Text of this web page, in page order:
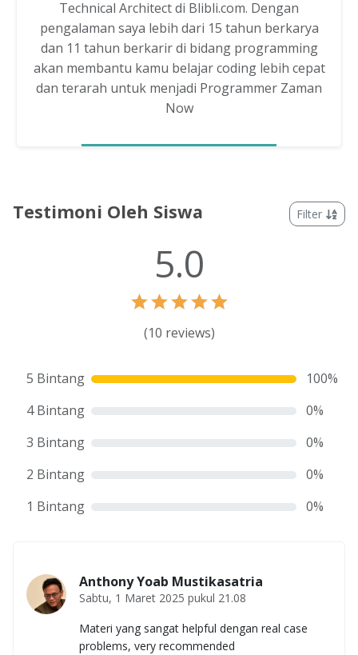
Technical Architect di Blibli.com. Dengan
pengalaman saya lebih dari 15 tahun berkarya
dan 11 tahun berkarir di bidang programming
akan membantu kamu belajar coding lebih cepat
dan terarah untuk menjadi Programmer Zaman
Now
Testimoni Oleh Siswa Filter
5.0
(10 reviews)
5 Bintang 100%
4 Bintang
0%
3 Bintang
0%
2 Bintang
0%
1 Bintang
0%
Anthony Yoab Mustikasatria
Sabtu, 1 Maret 2025 pukul 21.08
Materi yang sangat helpful dengan real case
problems, very recommended